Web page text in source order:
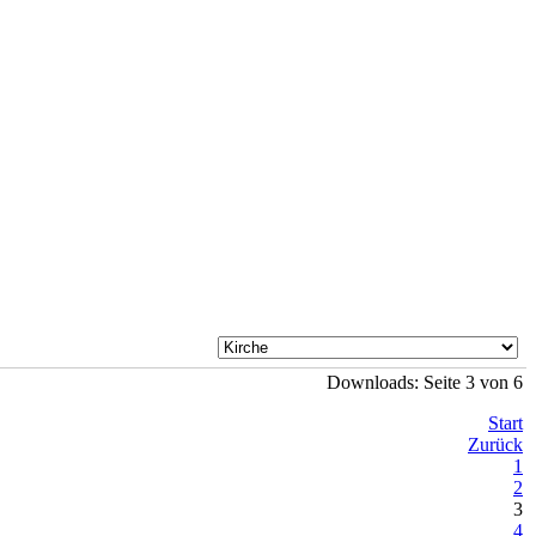
Downloads: Seite 3 von 6
Start
Zurück
1
2
3
4